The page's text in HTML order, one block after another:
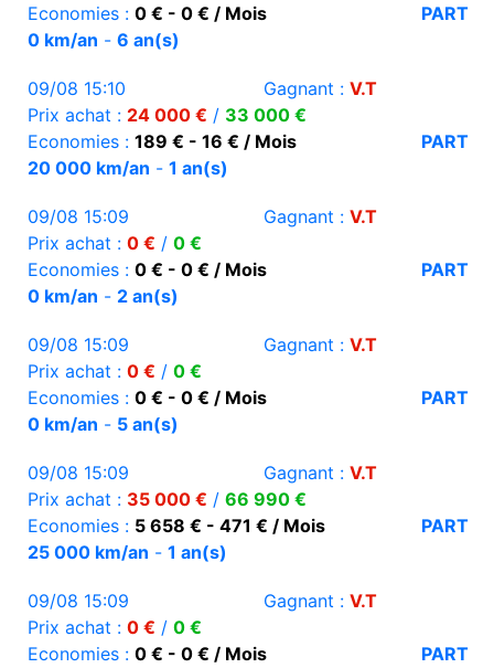
Economies : 0 € - 0 € / Mois
PART
0 km/an - 6 an(s)
09/08 15:10 Gagnant : V.T
Prix achat : 24 000 € / 33 000 €
Economies : 189 € - 16 € / Mois
PART
20 000 km/an - 1 an(s)
09/08 15:09 Gagnant : V.T
Prix achat : 0 € / 0 €
Economies : 0 € - 0 € / Mois
PART
0 km/an - 2 an(s)
09/08 15:09 Gagnant : V.T
Prix achat : 0 € / 0 €
Economies : 0 € - 0 € / Mois
PART
0 km/an - 5 an(s)
09/08 15:09 Gagnant : V.T
Prix achat : 35 000 € / 66 990 €
Economies : 5 658 € - 471 € / Mois
PART
25 000 km/an - 1 an(s)
09/08 15:09 Gagnant : V.T
Prix achat : 0 € / 0 €
Economies : 0 € - 0 € / Mois
PART